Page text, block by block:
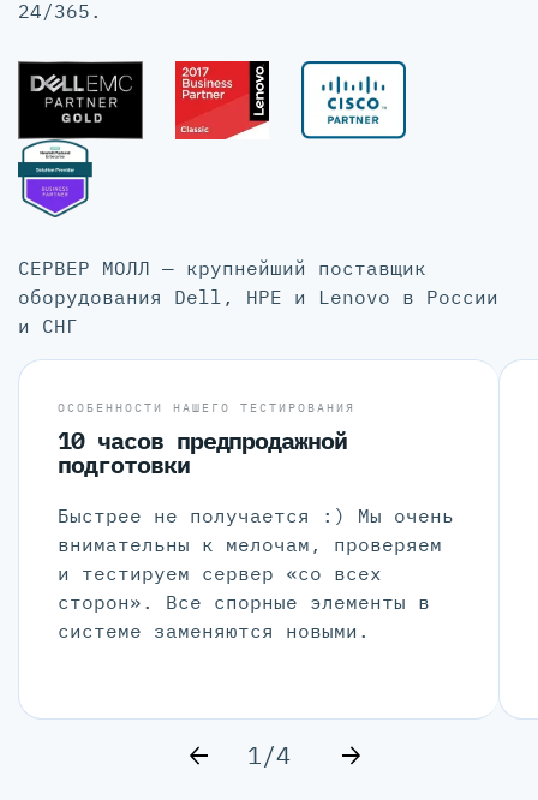
24/365.
СЕРВЕР МОЛЛ — крупнейший поставщик
оборудования Dell, HPE и Lenovo в России
и СНГ
ОСОБЕННОСТИ НАШЕГО ТЕСТИРОВАНИЯ
10 часов предпродажной
подготовки
Быстрее не получается :) Мы очень
внимательны к мелочам, проверяем
и тестируем сервер «со всех
сторон». Все спорные элементы в
системе заменяются новыми.
1/4